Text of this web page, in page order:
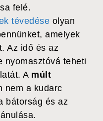
felé.
tévedése olyan
amelyek
Az idő és az
nyomasztóvá teheti
A múlt
nem a kudarc
bátorság és az